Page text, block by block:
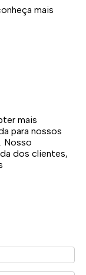
mais
mais
para nossos
Nosso
dos clientes,